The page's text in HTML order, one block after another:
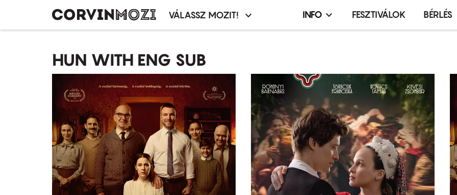
Moziválasztó
VÁLASSZ MOZIT!
Infó,
menü
INFO FESZTIVÁLOK BÉRLÉS
HUN WITH ENG SUB